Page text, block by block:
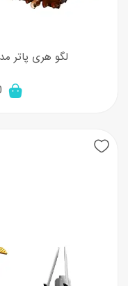
لگو هری پاتر مدل 76449 کتاب هیولای